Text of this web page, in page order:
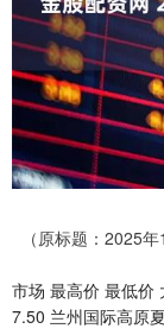
（原标题：2025
市场 最高价 最低价
7.50 兰州国际高原